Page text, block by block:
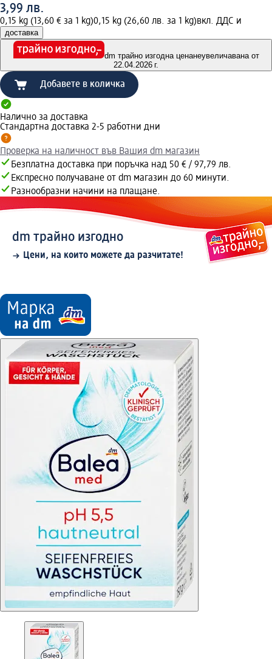
3,99 лв.
0,15 kg (13,60 € за 1 kg)0,15 kg (26,60 лв. за 1 kg)вкл. ДДС и
доставка
dm трайно изгодна ценанеувеличавана от
22.04.2026 г.
Добавете в количка
Налично за доставка
Стандартна доставка 2-5 работни дни
Проверка на наличност във Вашия dm магазин
Безплатна доставка при поръчка над 50 € / 97,79 лв.
Експресно получаване от dm магазин до 60 минути.
Разнообразни начини на плащане.
dm трайно изгодно
Цени, на които можете да разчитате!